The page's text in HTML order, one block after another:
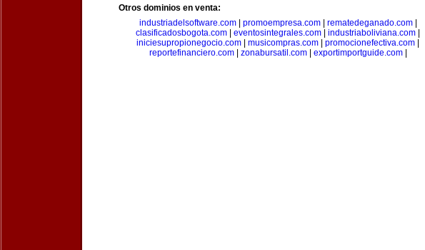
Otros dominios en venta:
industriadelsoftware.com| promoempresa.com| rematedeganado.com|
clasificadosbogota.com
eventosintegrales.com industriaboliviana.com
iniciesupropionegocio.com
musicompras.com promocionefectiva.com
reportefinanciero.com| zonabursatil.com| exportimportguide.com|